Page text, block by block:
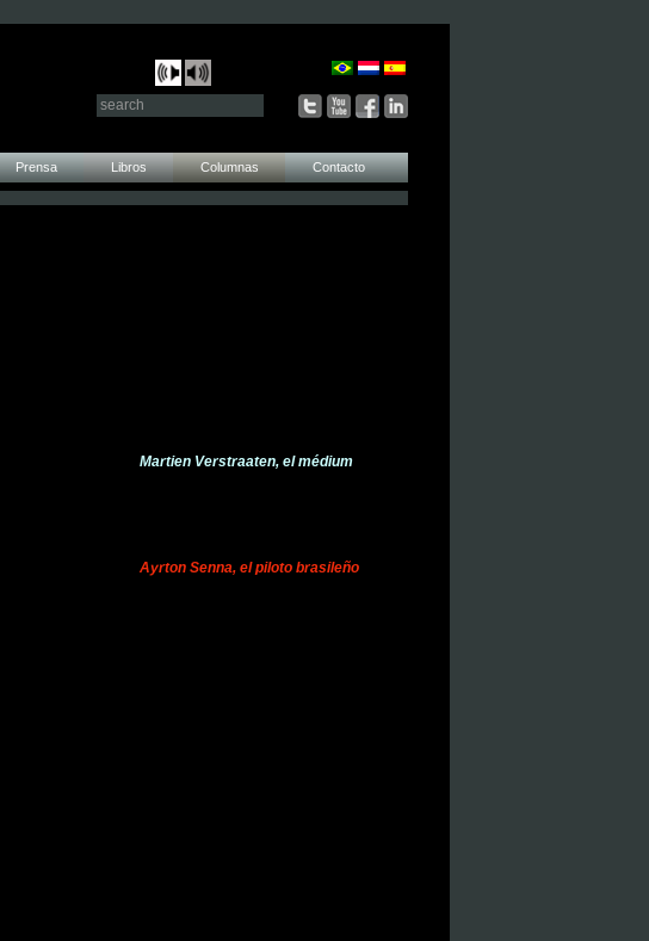
Prensa Libros Columnas Contacto
Martien Verstraaten, el médium
Ayrton Senna, el piloto brasileño